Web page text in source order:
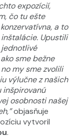
expozícií,
čo tu ešte
a to
Upustili
sme bežne
my sme zvolili
výlučne z našich
inšpirovanú
osobnosti našej
objasňuje
vytvoril
.